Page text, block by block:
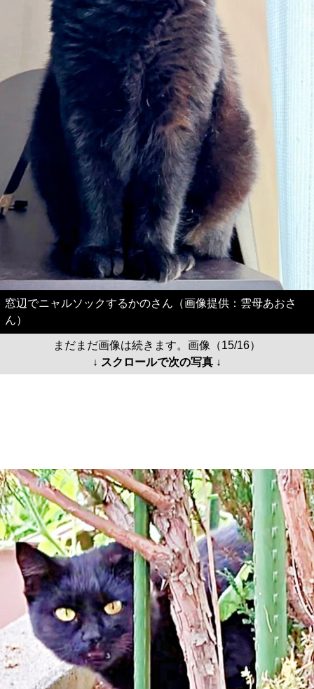
窓辺でニャルソックするかのさん（画像提供：雲母あおさ
ん）
まだまだ画像は続きます。画像（15/16）
↓ スクロールで次の写真 ↓